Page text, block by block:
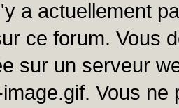
a actuellement
ce forum. Vous
sur un serveur
Vous